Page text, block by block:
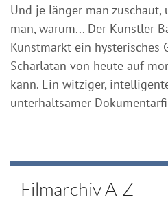
Und je länger man
man, warum... Der Künstler
Kunstmarkt ein hysterisches
Scharlatan von heute auf
kann. Ein witziger,
unterhaltsamer
Filmarchiv A-Z